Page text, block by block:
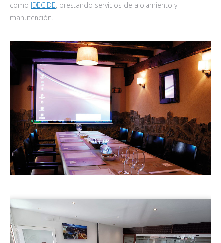
como IDECIDE, prestando servicios de alojamiento y
manutención.